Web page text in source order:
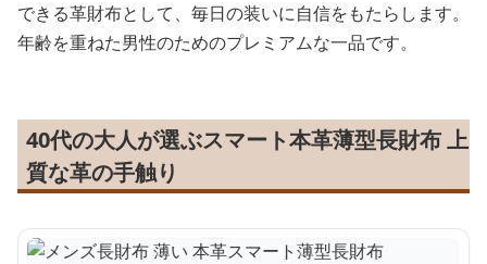
できる革財布として、毎日の装いに自信をもたらします。
年齢を重ねた男性のためのプレミアムな一品です。
40代の大人が選ぶスマート本革薄型長財布 上
質な革の手触り